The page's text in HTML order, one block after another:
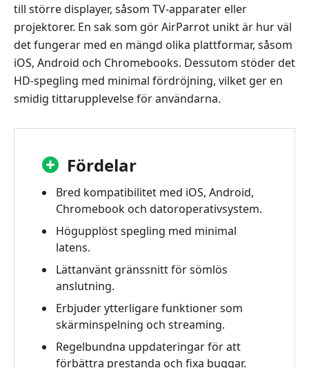
till större displayer, såsom TV-apparater eller
projektorer. En sak som gör AirParrot unikt är hur väl
det fungerar med en mängd olika plattformar, såsom
iOS, Android och Chromebooks. Dessutom stöder det
HD-spegling med minimal fördröjning, vilket ger en
smidig tittarupplevelse för användarna.
Fördelar
Bred kompatibilitet med iOS, Android,
Chromebook och datoroperativsystem.
Högupplöst spegling med minimal
latens.
Lättanvänt gränssnitt för sömlös
anslutning.
Erbjuder ytterligare funktioner som
skärminspelning och streaming.
Regelbundna uppdateringar för att
förbättra prestanda och fixa buggar.